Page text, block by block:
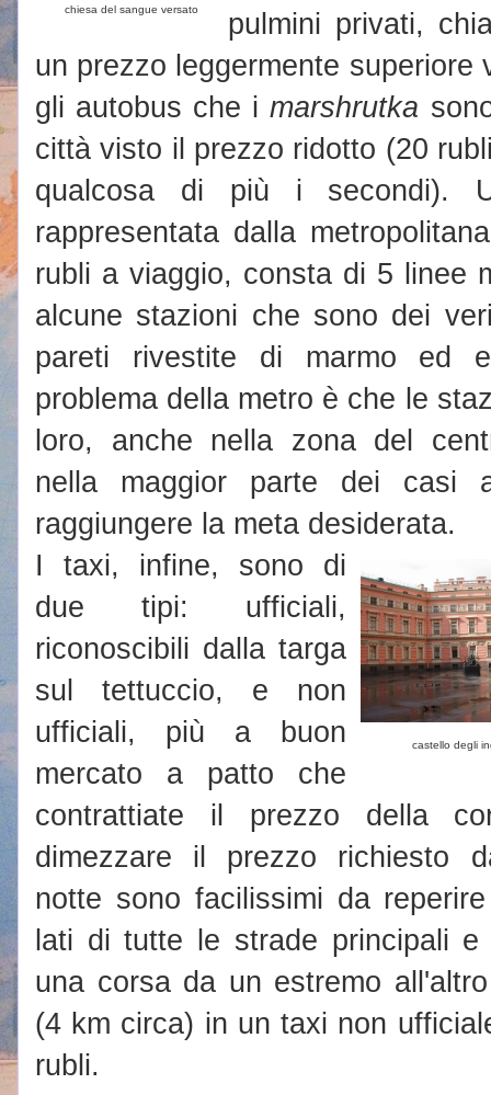
chiesa del sangue versato
pulmini privati,
un prezzo leggermente superiore
gli autobus che imarshrutka
città visto il prezzo ridotto (20
qualcosa di più i secondi).
rappresentata dalla
rubli a viaggio, consta di 5 linee
alcune stazioni che sono dei
pareti rivestite di marmo ed
problema della metro è che le
loro, anche nella zona del
nella maggior parte dei casi
raggiungere la meta desiderata.
castello degli
I taxi, infine, sono di
due tipi: ufficiali,
riconoscibili dalla targa
sul tettuccio, e non
ufficiali, più a buon
mercato a patto che
contrattiate il prezzo della
dimezzare il prezzo richiesto
notte sono facilissimi da
lati di tutte le strade principali
una corsa da un estremo
(4 km circa) in un taxi non
rubli.